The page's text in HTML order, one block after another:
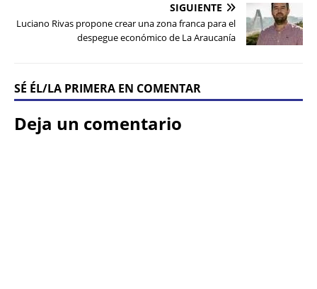
SIGUIENTE
Luciano Rivas propone crear una zona franca para el
despegue económico de La Araucanía
SÉ ÉL/LA PRIMERA EN COMENTAR
Deja un comentario